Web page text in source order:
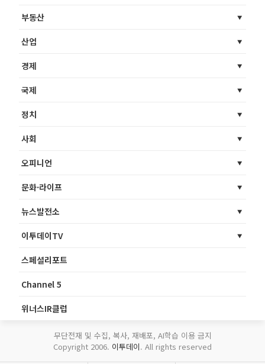
부동산
산업
경제
국제
정치
사회
오피니언
문화·라이프
뉴스발전소
이투데이TV
스페셜리포트
Channel 5
위너스IR클럽
무단전재 및 수집, 복사, 재배포, AI학습 이용 금지
Copyright 2006. 이투데이. All rights reserved